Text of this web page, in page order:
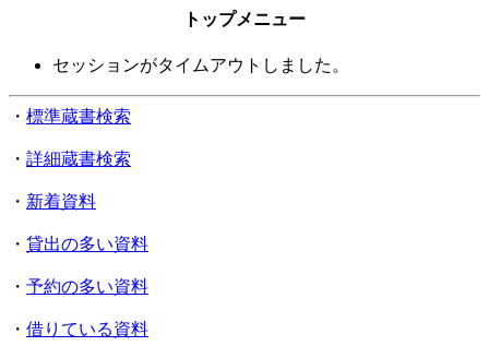
トップメニュー
セッションがタイムアウトしました。
・ 標準蔵書検索
・ 詳細蔵書検索
・ 新着資料
・ 貸出の多い資料
・ 予約の多い資料
・ 借りている資料